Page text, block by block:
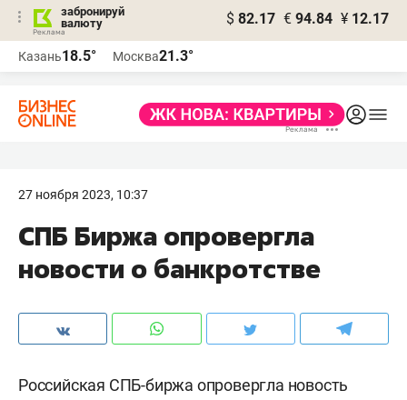
забронируй
валюту
$ 82.17 € 94.84 ¥ 12.17
Казань18.5° Москва21.3°
27 ноября 2023, 10:37
СПБ Биржа опровергла
новости о банкротстве
Российская СПБ-биржа опровергла новость